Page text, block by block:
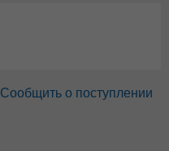
Сообщить о поступлении